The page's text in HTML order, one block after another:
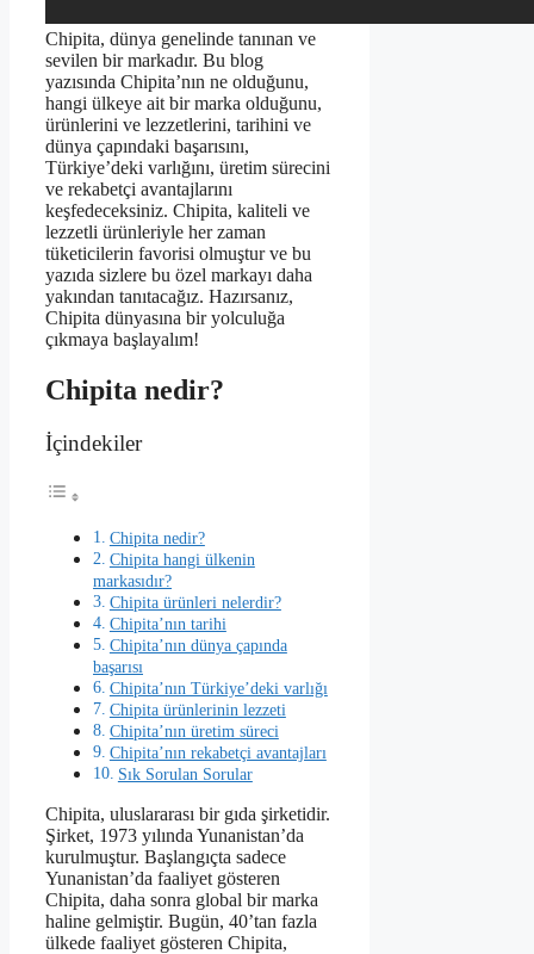
Chipita, dünya genelinde tanınan ve
sevilen bir markadır. Bu blog
yazısında Chipita’nın ne olduğunu,
hangi ülkeye ait bir marka olduğunu,
ürünlerini ve lezzetlerini, tarihini ve
dünya çapındaki başarısını,
Türkiye’deki varlığını, üretim sürecini
ve rekabetçi avantajlarını
keşfedeceksiniz. Chipita, kaliteli ve
lezzetli ürünleriyle her zaman
tüketicilerin favorisi olmuştur ve bu
yazıda sizlere bu özel markayı daha
yakından tanıtacağız. Hazırsanız,
Chipita dünyasına bir yolculuğa
çıkmaya başlayalım!
Chipita nedir?
İçindekiler
Chipita nedir?
Chipita hangi ülkenin
markasıdır?
Chipita ürünleri nelerdir?
Chipita’nın tarihi
Chipita’nın dünya çapında
başarısı
Chipita’nın Türkiye’deki varlığı
Chipita ürünlerinin lezzeti
Chipita’nın üretim süreci
Chipita’nın rekabetçi avantajları
Sık Sorulan Sorular
Chipita, uluslararası bir gıda şirketidir.
Şirket, 1973 yılında Yunanistan’da
kurulmuştur. Başlangıçta sadece
Yunanistan’da faaliyet gösteren
Chipita, daha sonra global bir marka
haline gelmiştir. Bugün, 40’tan fazla
ülkede faaliyet gösteren Chipita,